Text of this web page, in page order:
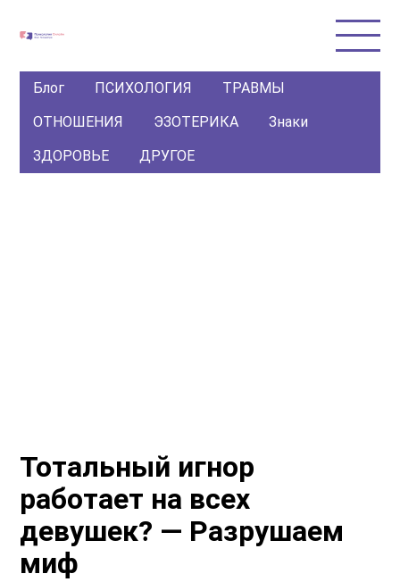
Блог ПСИХОЛОГИЯ
ТРАВМЫ
ОТНОШЕНИЯ
ЭЗОТЕРИКА
Знаки
ЗДОРОВЬЕ
ДРУГОЕ
Тотальный игнор
работает на всех
девушек? — Разрушаем
миф